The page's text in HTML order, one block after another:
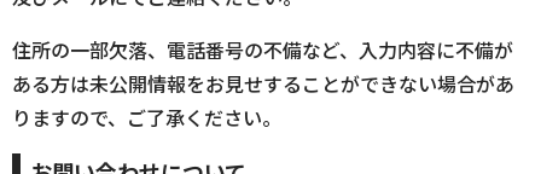
住所の一部欠落、電話番号の不備など、入力内容に不備が
ある方は未公開情報をお見せすることができない場合があ
りますので、ご了承ください。